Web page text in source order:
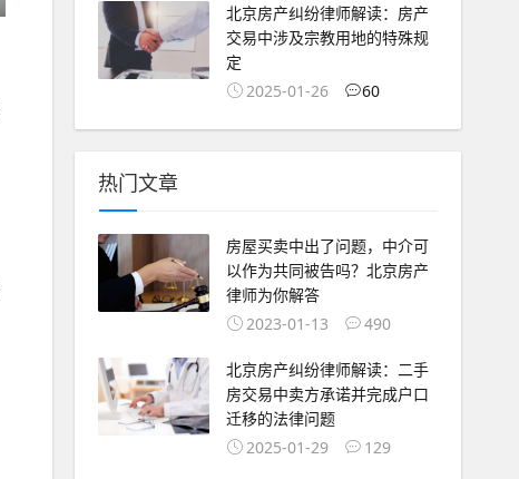
北京房产纠纷律师解读：房产
交易中涉及宗教用地的特殊规
定
2025-01-26
60
热门文章
房屋买卖中出了问题，中介可
以作为共同被告吗？北京房产
律师为你解答
2023-01-13
490
北京房产纠纷律师解读：二手
房交易中卖方承诺并完成户口
迁移的法律问题
2025-01-29
129